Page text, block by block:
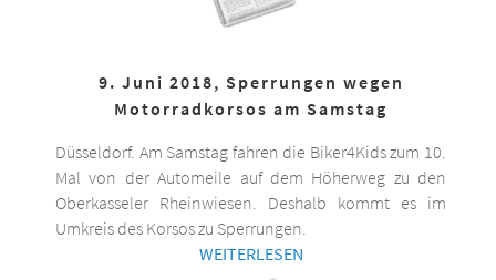
9. Juni 2018, Sperrungen wegen
Motorradkorsos am Samstag
Düsseldorf. Am Samstag fahren die Biker4Kids zum 10.
Mal von der Automeile auf dem Höherweg zu den
Oberkasseler Rheinwiesen. Deshalb kommt es im
Umkreis des Korsos zu Sperrungen.
WEITERLESEN